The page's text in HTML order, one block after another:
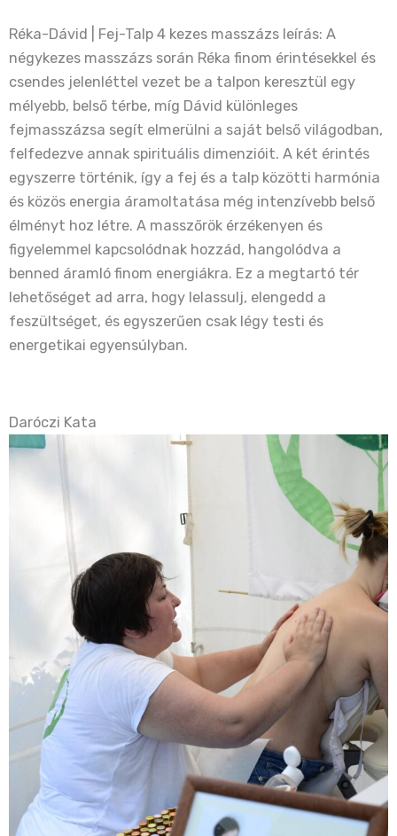
Réka-Dávid | Fej-Talp 4 kezes masszázs leírás: A
négykezes masszázs során Réka finom érintésekkel és
csendes jelenléttel vezet be a talpon keresztül egy
mélyebb, belső térbe, míg Dávid különleges
fejmasszázsa segít elmerülni a saját belső világodban,
felfedezve annak spirituális dimenzióit. A két érintés
egyszerre történik, így a fej és a talp közötti harmónia
és közös energia áramoltatása még intenzívebb belső
élményt hoz létre. A masszőrök érzékenyen és
figyelemmel kapcsolódnak hozzád, hangolódva a
benned áramló finom energiákra. Ez a megtartó tér
lehetőséget ad arra, hogy lelassulj, elengedd a
feszültséget, és egyszerűen csak légy testi és
energetikai egyensúlyban.
Daróczi Kata